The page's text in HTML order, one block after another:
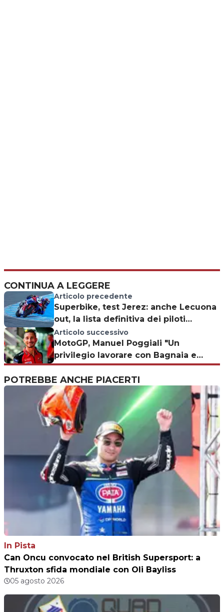
CONTINUA A LEGGERE
Articolo precedente
Superbike, test Jerez: anche Lecuona
out, la lista definitiva dei piloti
presenti
Articolo successivo
MotoGP, Manuel Poggiali "Un
privilegio lavorare con Bagnaia e
Marquez, campioni veri"
POTREBBE ANCHE PIACERTI
In Pista
Can Oncu convocato nel British Supersport: a
Thruxton sfida mondiale con Oli Bayliss
05 agosto 2026